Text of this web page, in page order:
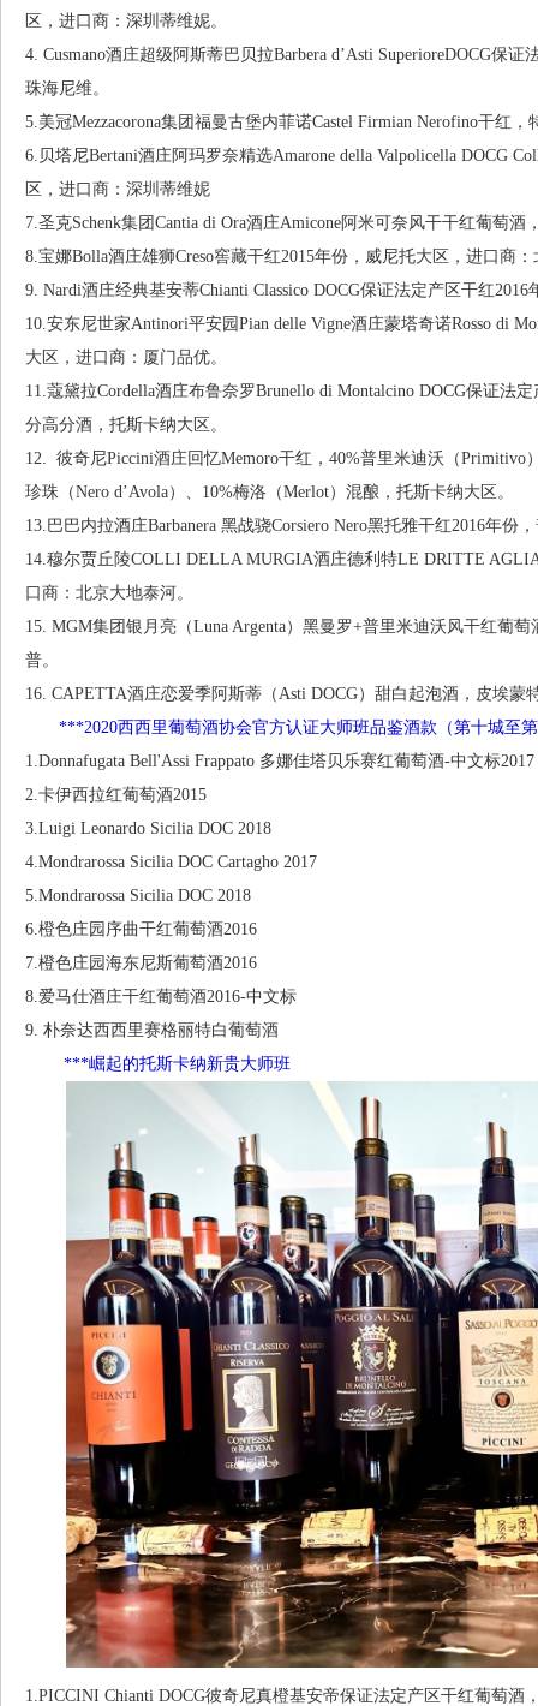
区，进口商：深圳蒂维妮。
4. Cusmano酒庄超级阿斯蒂巴贝拉Barbera d’Asti SuperioreDOCG保
珠海尼维。
5.美冠Mezzacorona集团福曼古堡内菲诺Castel Firmian Nerofino干红
6.贝塔尼Bertani酒庄阿玛罗奈精选Amarone della Valpolicella DOCG
区，进口商：深圳蒂维妮
7.圣克Schenk集团Cantia di Ora酒庄Amicone阿米可奈风干干红葡萄
8.宝娜Bolla酒庄雄狮Creso窖藏干红2015年份，威尼托大区，进口商
9. Nardi酒庄经典基安蒂Chianti Classico DOCG保证法定产区干红
10.安东尼世家Antinori平安园Pian delle Vigne酒庄蒙塔奇诺Rosso di
大区，进口商：厦门品优。
11.蔻黛拉Cordella酒庄布鲁奈罗Brunello di Montalcino DOCG保证法
分高分酒，托斯卡纳大区。
12. 彼奇尼Piccini酒庄回忆Memoro干红，40%普里米迪沃（Primitivo
珍珠（Nero d’Avola）、10%梅洛（Merlot）混酿，托斯卡纳大区。
13.巴巴内拉酒庄Barbanera 黑战骁Corsiero Nero黑托雅干红2016年份
14.穆尔贾丘陵COLLI DELLA MURGIA酒庄德利特LE DRITTE
口商：北京大地泰河。
15. MGM集团银月亮（Luna Argenta）黑曼罗+普里米迪沃风干红葡
普。
16. CAPETTA酒庄恋爱季阿斯蒂（Asti DOCG）甜白起泡酒，皮埃蒙
***2020西西里葡萄酒协会官方认证大师班品鉴酒款（第十城至
1.Donnafugata Bell'Assi Frappato 多娜佳塔贝乐赛红葡萄酒-中文标2017
2.卡伊西拉红葡萄酒2015
3.Luigi Leonardo Sicilia DOC 2018
4.Mondrarossa Sicilia DOC Cartagho 2017
5.Mondrarossa Sicilia DOC 2018
6.橙色庄园序曲干红葡萄酒2016
7.橙色庄园海东尼斯葡萄酒2016
8.爱马仕酒庄干红葡萄酒2016-中文标
9. 朴奈达西西里赛格丽特白葡萄酒
***崛起的托斯卡纳新贵大师班
1.PICCINI Chianti DOCG彼奇尼真橙基安帝保证法定产区干红葡萄酒